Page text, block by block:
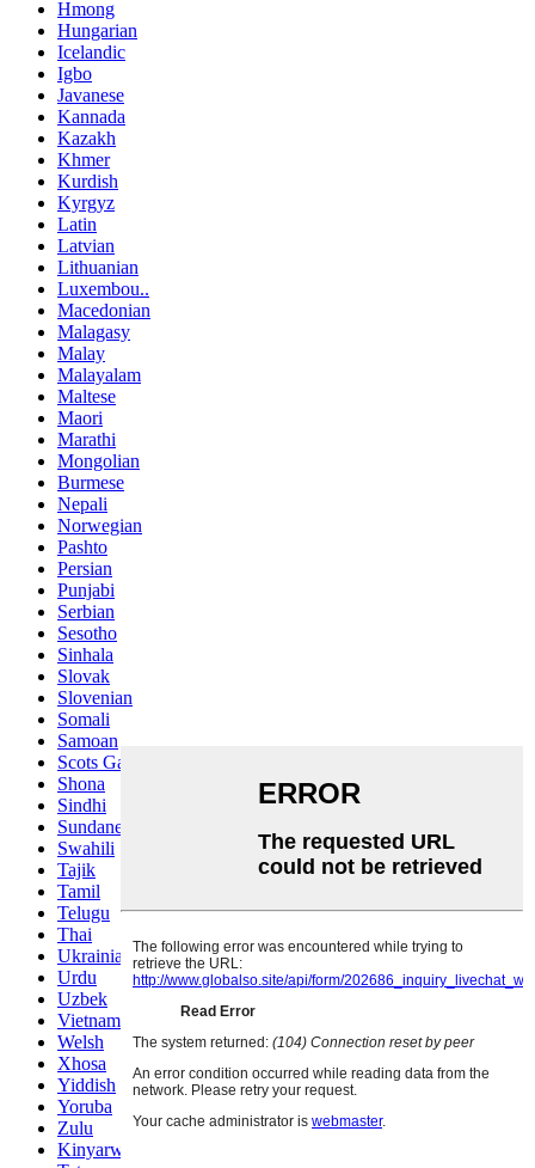
Hmong
Hungarian
Icelandic
Igbo
Javanese
Kannada
Kazakh
Khmer
Kurdish
Kyrgyz
Latin
Latvian
Lithuanian
Luxembou..
Macedonian
Malagasy
Malay
Malayalam
Maltese
Maori
Marathi
Mongolian
Burmese
Nepali
Norwegian
Pashto
Persian
Punjabi
Serbian
Sesotho
Sinhala
Slovak
Slovenian
Somali
Samoan
Scots Gaelic
Shona
Sindhi
Sundanese
Swahili
Tajik
Tamil
Telugu
Thai
Ukrainian
Urdu
Uzbek
Vietnamese
Welsh
Xhosa
Yiddish
Yoruba
Zulu
Kinyarwanda